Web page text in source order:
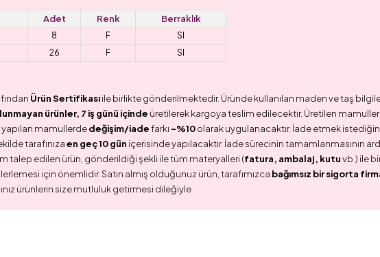
Adet Renk Berraklık
8 F
SI
26 F SI
Ürün Sertifikasıile birlikte gönderilmektedir. Üründe kullanılan maden ve taş
ürünler, 7 iş günü içinde üretilerek kargoya teslim edilecektir. Üretilen
mamullerdedeğişim/iadefarkı -%10olarak uygulanacaktır. İade etmek
tarafınızaen geç 10 gün içerisinde yapılacaktır. İade sürecinin tamamlanmasının
talep edilen ürün, gönderildiği şekli ile tüm materyalleri (fatura, ambalaj, kutuvb.) ile
için önemlidir. Satın almış olduğunuz ürün, tarafımızca bağımsız bir sigorta
ürünlerin size mutluluk getirmesi dileğiyle